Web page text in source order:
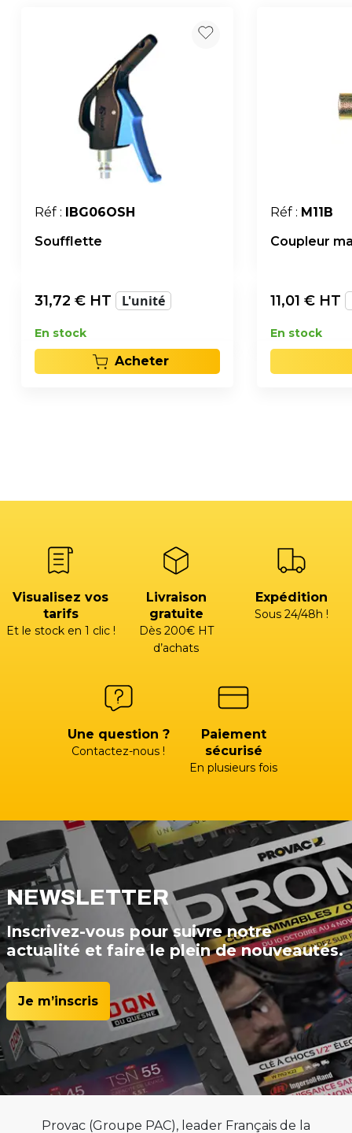
Réf :
IBG06OSH
Soufflette
31,72 € HT L'unité
En stock
Acheter
Réf : M11B
Coupleur
11,01 € HT
En stock
Visualisez vos
tarifs
Et le stock en 1 clic !
Livraison
gratuite
Dès 200€ HT
d’achats
Expédition
Sous 24/48h !
Une question ?
Contactez-nous !
Paiement
sécurisé
En plusieurs fois
NEWSLETTER
Inscrivez-vous pour suivre notre
actualité et faire le plein de nouveautés.
Je m’inscris
Provac (Groupe PAC), leader Français de la